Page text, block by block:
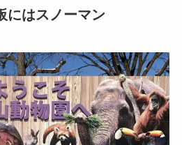
にはスノーマン